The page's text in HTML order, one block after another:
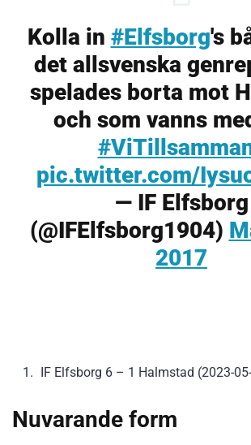
Kolla in #Elfsborg's
det allsvenska
spelades borta mot
och som vanns
pic.twitter.com/
— IF Elfsborg
(@IFElfsborg1904)
2017
IF Elfsborg 6 – 1 Halmstad (2023-
Nuvarande form